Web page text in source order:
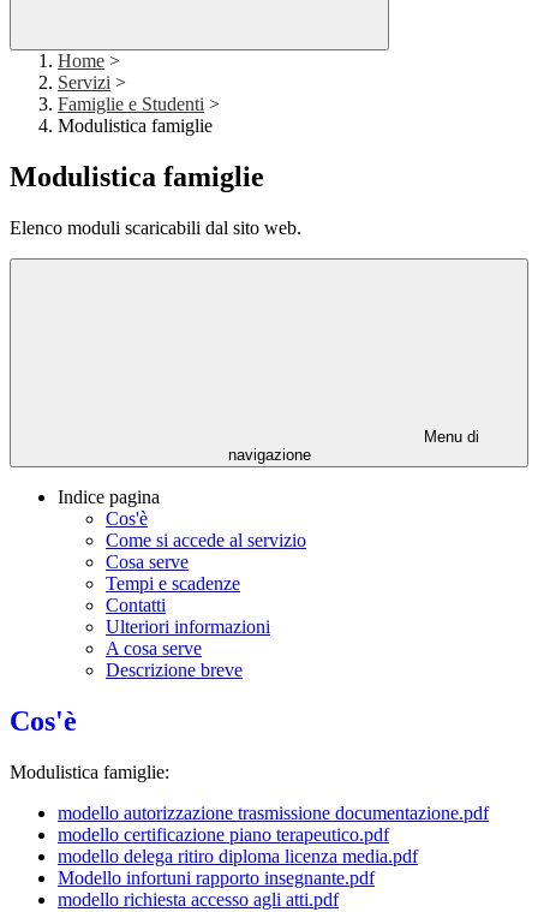
Home >
Servizi >
Famiglie e Studenti >
Modulistica famiglie
Modulistica famiglie
Elenco moduli scaricabili dal sito web.
Menu di
navigazione
Indice pagina
Cos'è
Come si accede al servizio
Cosa serve
Tempi e scadenze
Contatti
Ulteriori informazioni
A cosa serve
Descrizione breve
Cos'è
Modulistica famiglie:
modello autorizzazione trasmissione documentazione.pdf
modello certificazione piano terapeutico.pdf
modello delega ritiro diploma licenza media.pdf
Modello infortuni rapporto insegnante.pdf
modello richiesta accesso agli atti.pdf